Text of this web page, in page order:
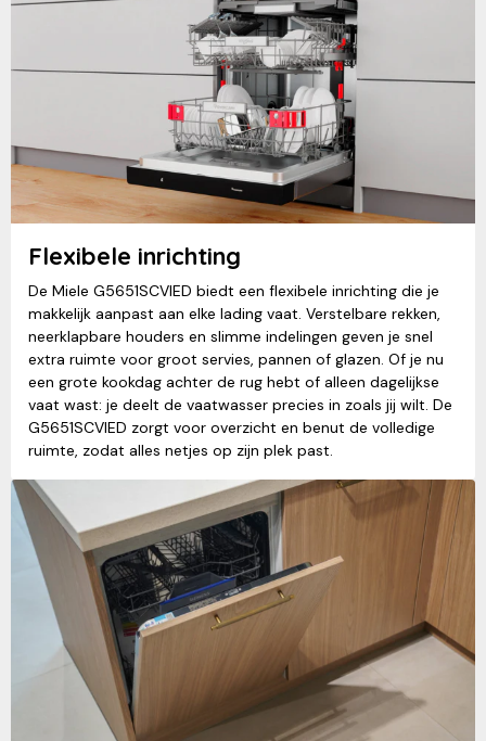
Flexibele inrichting
De Miele G5651SCVIED biedt een flexibele inrichting die je
makkelijk aanpast aan elke lading vaat. Verstelbare rekken,
neerklapbare houders en slimme indelingen geven je snel
extra ruimte voor groot servies, pannen of glazen. Of je nu
een grote kookdag achter de rug hebt of alleen dagelijkse
vaat wast: je deelt de vaatwasser precies in zoals jij wilt. De
G5651SCVIED zorgt voor overzicht en benut de volledige
ruimte, zodat alles netjes op zijn plek past.